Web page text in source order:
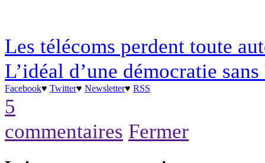
Les télécoms perdent toute
L’idéal d’une démocratie
Facebook♥ Twitter♥ Newsletter♥ RSS
5
commentaires Fermer